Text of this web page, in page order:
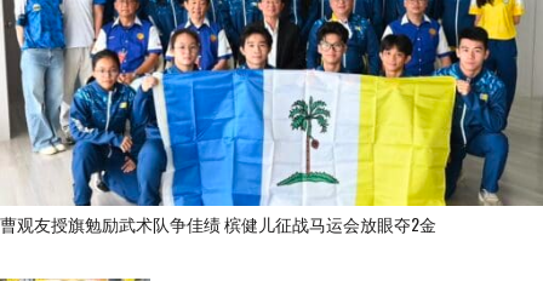
曹观友授旗勉励武术队争佳绩 槟健儿征战马运会放眼夺2金